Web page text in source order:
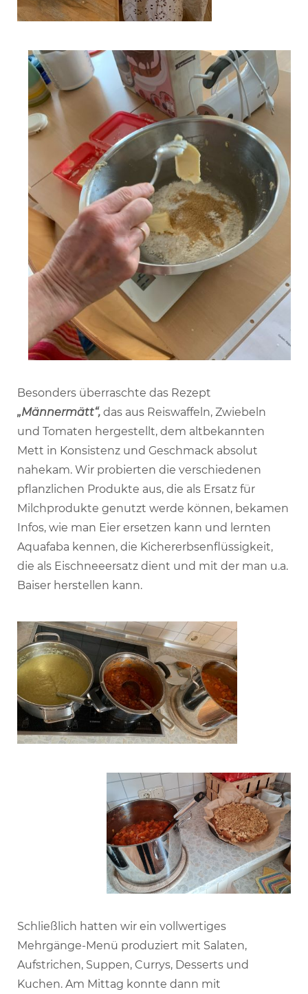
Besonders überraschte das Rezept
„Männermätt“, das aus Reiswaffeln, Zwiebeln
und Tomaten hergestellt, dem altbekannten
Mett in Konsistenz und Geschmack absolut
nahekam. Wir probierten die verschiedenen
pflanzlichen Produkte aus, die als Ersatz für
Milchprodukte genutzt werde können, bekamen
Infos, wie man Eier ersetzen kann und lernten
Aquafaba kennen, die Kichererbsenflüssigkeit,
die als Eischneeersatz dient und mit der man u.a.
Baiser herstellen kann.
Schließlich hatten wir ein vollwertiges
Mehrgänge-Menü produziert mit Salaten,
Aufstrichen, Suppen, Currys, Desserts und
Kuchen. Am Mittag konnte dann mit